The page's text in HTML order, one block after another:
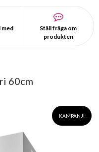
med
Ställ fråga om
produkten
60cm
KAMPANJ!